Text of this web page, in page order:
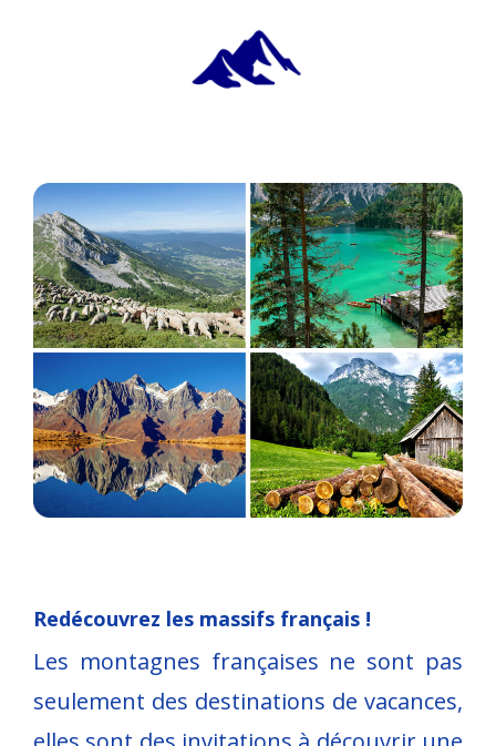
Redécouvrez les massifs français !
Les montagnes françaises ne sont pas
seulement des destinations de vacances,